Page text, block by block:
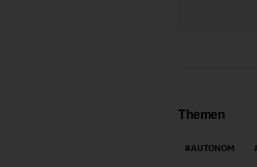
Themen
AUTONOM